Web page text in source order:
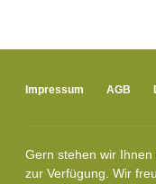
Impressum AGB
Gern stehen wir
zur Verfügung. Wir